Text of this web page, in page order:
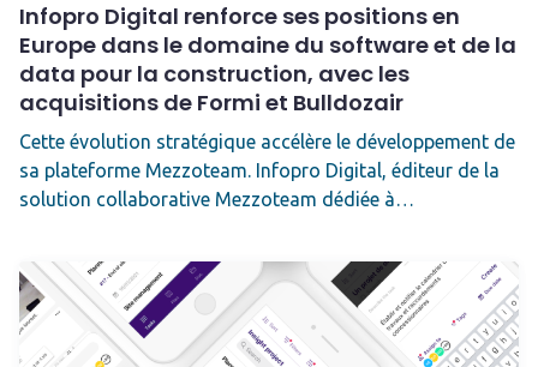
Infopro Digital renforce ses positions en
Europe dans le domaine du software et de la
data pour la construction, avec les
acquisitions de Formi et Bulldozair
Cette évolution stratégique accélère le développement de
sa plateforme Mezzoteam. Infopro Digital, éditeur de la
solution collaborative Mezzoteam dédiée à…